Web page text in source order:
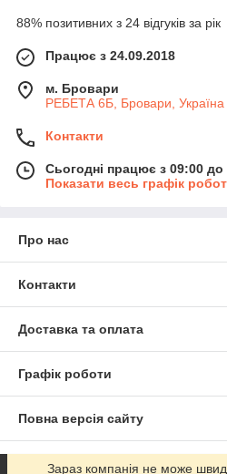
88% позитивних з 24 відгуків за рік
Працює з 24.09.2018
м. Бровари
РЕБЕТА 6Б, Бровари, Україна
Контакти
Сьогодні працює з 09:00 до
Показати весь графік
Про нас
Контакти
Доставка та оплата
Графік роботи
Повна версія сайту
Сайт створено на маркетплейсі
Зараз компанія не може